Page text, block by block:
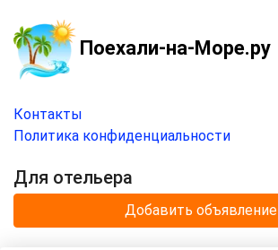
Поехали-на-Море.ру
Контакты
Политика конфиденциальности
Для отельера
Добавить объявление